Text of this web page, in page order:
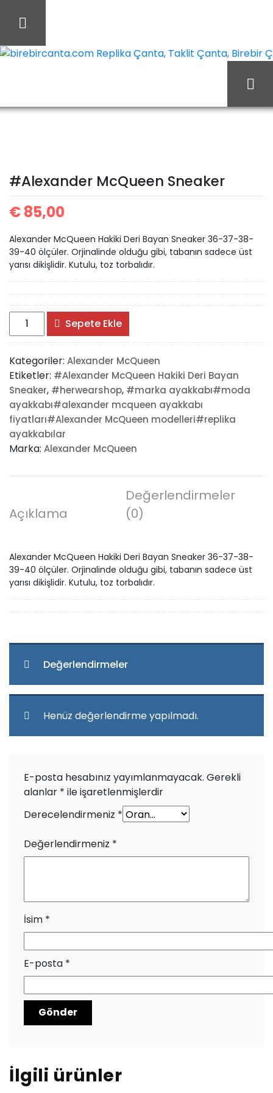
Sneaker
#Alexander McQueen Sneaker
€85,00
Alexander McQueen Hakiki Deri Bayan Sneaker 36-37-38-
39-40 ölçüler. Orjinalinde olduğu gibi, tabanın sadece üst
yarısı dikişlidir. Kutulu, toz torbalıdır.
#Alexander
McQueen
Sneaker
adet
Sepete Ekle
Kategoriler: Alexander McQueen
Etiketler: #Alexander McQueen Hakiki Deri Bayan
Sneaker, #herwearshop, #marka ayakkabı#moda
ayakkabı#alexander mcqueen ayakkabı
fiyatları#Alexander McQueen modelleri#replika
ayakkabılar
Marka: Alexander McQueen
Açıklama
Değerlendirmeler
(0)
Alexander McQueen Hakiki Deri Bayan Sneaker 36-37-38-
39-40 ölçüler. Orjinalinde olduğu gibi, tabanın sadece üst
yarısı dikişlidir. Kutulu, toz torbalıdır.
Değerlendirmeler
Henüz değerlendirme yapılmadı.
E-posta hesabınız yayımlanmayacak. Gerekli
alanlar * ile işaretlenmişlerdir
Derecelendirmeniz *
Değerlendirmeniz *
İsim *
E-posta *
İlgili ürünler